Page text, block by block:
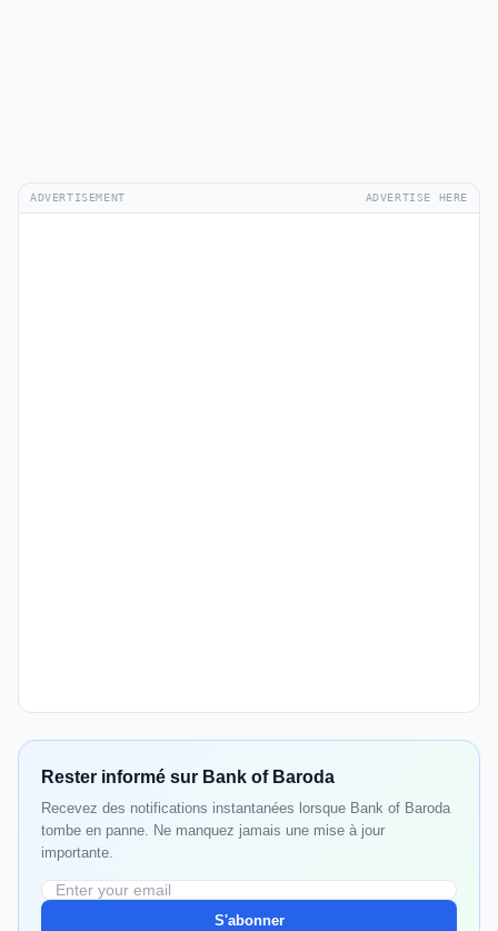
ADVERTISEMENT ADVERTISE HERE
Rester informé sur Bank of Baroda
Recevez des notifications instantanées lorsque Bank of Baroda
tombe en panne. Ne manquez jamais une mise à jour
importante.
S'abonner